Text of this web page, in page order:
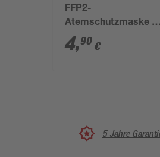
FFP2-
Atemschutzmaske 2
Stück
4,90 €
5 Jahre